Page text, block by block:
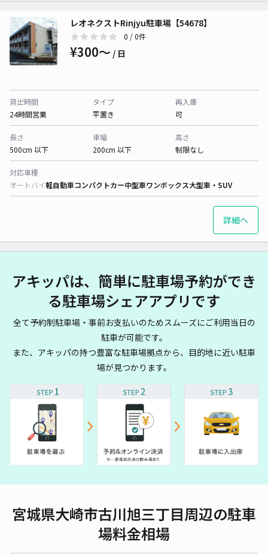
レオネクストRinjyu駐車場【54678】
0 / 0件
¥300〜 / 日
貸出時間
24時間営業
タイプ
平置き
再入庫
可
長さ
500cm 以下
車幅
200cm 以下
高さ
制限なし
対応車種
オートバイ軽自動車コンパクトカー中型車ワンボックス大型車・SUV
詳細へ
アキッパは、簡単に駐車場予約ができ
る駐車場シェアアプリです
全て予約制駐車場・事前お支払いのためスムーズにご利用当日の
駐車が可能です。
また、アキッパの持つ豊富な駐車場拠点から、目的地に近い駐車
場が見つかります。
宮城県大崎市古川旭三丁目周辺の駐車
場料金相場